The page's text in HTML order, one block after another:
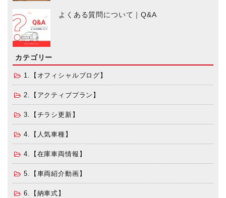
よくある質問について｜Q&A
カテゴリー
1.【オフィシャルブログ】
2.【アクティブプラン】
3.【チラシ更新】
4.【人気車種】
4.【在庫車両情報】
5.【車両紹介動画】
6.【納車式】